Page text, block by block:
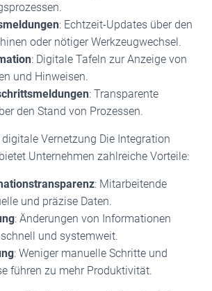
: Echtzeit-Updates über den
oder nötiger Werkzeugwechsel.
: Digitale Tafeln zur Anzeige von
und Hinweisen.
: Transparente
den Stand von Prozessen.
Vernetzung Die Integration
Unternehmen zahlreiche Vorteile:
: Mitarbeitende
und präzise Daten.
: Änderungen von Informationen
und systemweit.
: Weniger manuelle Schritte und
führen zu mehr Produktivität.